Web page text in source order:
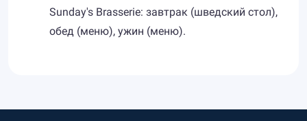
Sunday's Brasserie: завтрак (шведский стол),
обед (меню), ужин (меню).